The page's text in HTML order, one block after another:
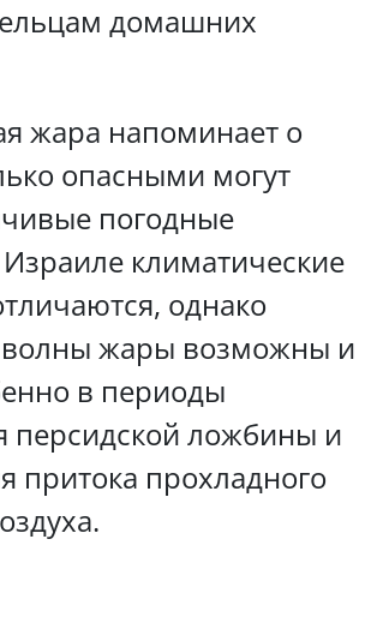
домашних
жара напоминает о
опасными могут
погодные
климатические
однако
волны жары возможны и
в периоды
персидской ложбины и
притока прохладного